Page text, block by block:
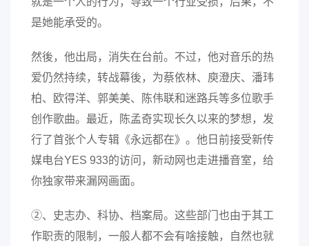
是她能承受的。
然後，他出局，消失在台前。不过，他对音乐的热
爱仍然持续，转战幕後，为蔡依林、庾澄庆、潘玮
柏、欧得洋、郭美美、陈伟联和迷路兵等多位歌手
创作歌曲。最近，陈孟奇实现长久以来的梦想，发
行了首张个人专辑《永远都在》。他日前接受新传
媒电台YES 933的访问，新动网也走进播音室，给
你独家带来漏网画面。
②、史志办、科协、档案局。这些部门也由于其工
作职责的限制，一般人都不会有啥接触，自然也就